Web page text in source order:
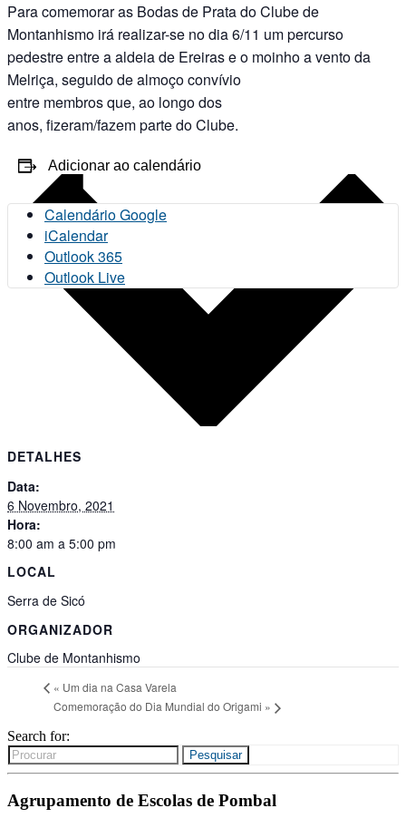
Para comemorar as Bodas de Prata do Clube de
Montanhismo irá realizar-se no dia 6/11 um percurso
pedestre entre a aldeia de Ereiras e o moinho a vento da
Melriça, seguido de almoço convívio
entre membros que, ao longo dos
anos, fizeram/fazem parte do Clube.
Adicionar ao calendário
Calendário Google
iCalendar
Outlook 365
Outlook Live
DETALHES
Data:
6 Novembro, 2021
Hora:
8:00 am a 5:00 pm
LOCAL
Serra de Sicó
ORGANIZADOR
Clube de Montanhismo
« Um dia na Casa Varela
Comemoração do Dia Mundial do Origami »
Search for:
Pesquisar
Agrupamento de Escolas de Pombal